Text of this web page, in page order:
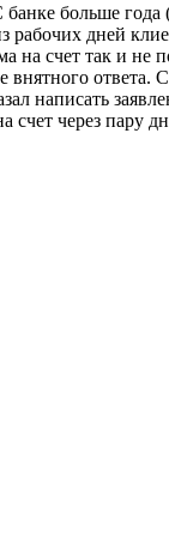
больше года
рабочих дней
на счет так и не
внятного ответа.
написать
счет через пару